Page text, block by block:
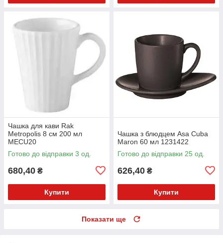
Чашка для кави Rak
Metropolis 8 см 200 мл
MECU20
Готово до відправки 3 од.
680,40 ₴
Купити
Чашка з блюдцем Asa Cuba
Maron 60 мл 1231422
Готово до відправки 25 од.
626,40 ₴
Купити
Показати ще